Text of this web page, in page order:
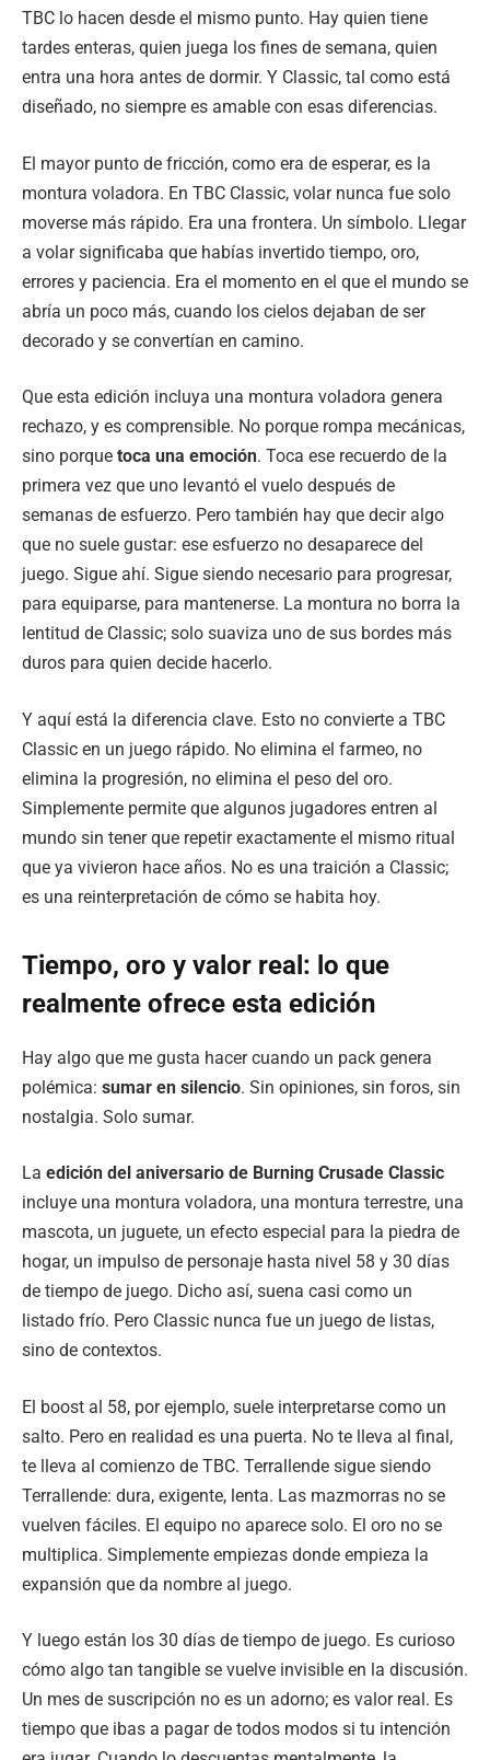
TBC lo hacen desde el mismo punto. Hay quien tiene
tardes enteras, quien juega los fines de semana, quien
entra una hora antes de dormir. Y Classic, tal como está
diseñado, no siempre es amable con esas diferencias.
El mayor punto de fricción, como era de esperar, es la
montura voladora. En TBC Classic, volar nunca fue solo
moverse más rápido. Era una frontera. Un símbolo. Llegar
a volar significaba que habías invertido tiempo, oro,
errores y paciencia. Era el momento en el que el mundo se
abría un poco más, cuando los cielos dejaban de ser
decorado y se convertían en camino.
Que esta edición incluya una montura voladora genera
rechazo, y es comprensible. No porque rompa mecánicas,
sino porque toca una emoción. Toca ese recuerdo de la
primera vez que uno levantó el vuelo después de
semanas de esfuerzo. Pero también hay que decir algo
que no suele gustar: ese esfuerzo no desaparece del
juego. Sigue ahí. Sigue siendo necesario para progresar,
para equiparse, para mantenerse. La montura no borra la
lentitud de Classic; solo suaviza uno de sus bordes más
duros para quien decide hacerlo.
Y aquí está la diferencia clave. Esto no convierte a TBC
Classic en un juego rápido. No elimina el farmeo, no
elimina la progresión, no elimina el peso del oro.
Simplemente permite que algunos jugadores entren al
mundo sin tener que repetir exactamente el mismo ritual
que ya vivieron hace años. No es una traición a Classic;
es una reinterpretación de cómo se habita hoy.
Tiempo, oro y valor real: lo que
realmente ofrece esta edición
Hay algo que me gusta hacer cuando un pack genera
polémica: sumar en silencio. Sin opiniones, sin foros, sin
nostalgia. Solo sumar.
La edición del aniversario de Burning Crusade Classic
incluye una montura voladora, una montura terrestre, una
mascota, un juguete, un efecto especial para la piedra de
hogar, un impulso de personaje hasta nivel 58 y 30 días
de tiempo de juego. Dicho así, suena casi como un
listado frío. Pero Classic nunca fue un juego de listas,
sino de contextos.
El boost al 58, por ejemplo, suele interpretarse como un
salto. Pero en realidad es una puerta. No te lleva al final,
te lleva al comienzo de TBC. Terrallende sigue siendo
Terrallende: dura, exigente, lenta. Las mazmorras no se
vuelven fáciles. El equipo no aparece solo. El oro no se
multiplica. Simplemente empiezas donde empieza la
expansión que da nombre al juego.
Y luego están los 30 días de tiempo de juego. Es curioso
cómo algo tan tangible se vuelve invisible en la discusión.
Un mes de suscripción no es un adorno; es valor real. Es
tiempo que ibas a pagar de todos modos si tu intención